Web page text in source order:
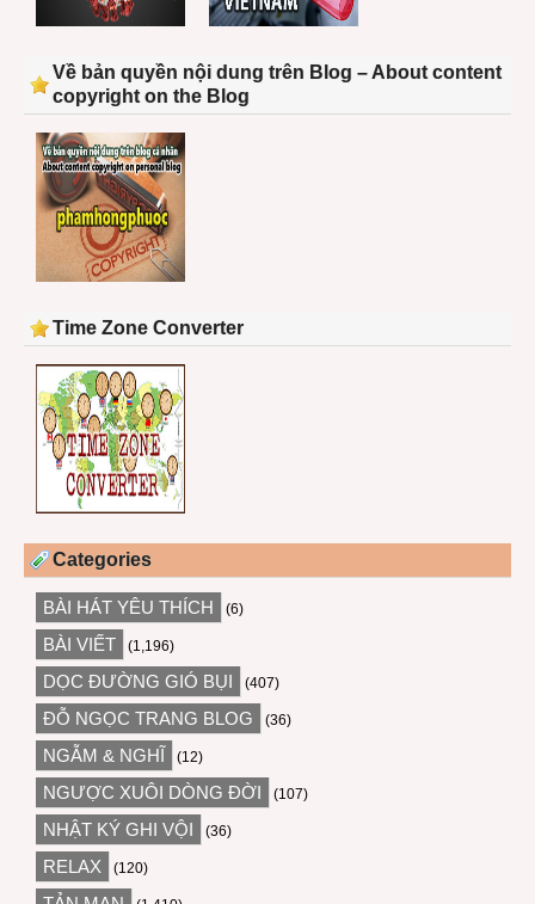
Về bản quyền nội dung trên Blog – About content
copyright on the Blog
Time Zone Converter
Categories
BÀI HÁT YÊU THÍCH (6)
BÀI VIẾT (1,196)
DỌC ĐƯỜNG GIÓ BỤI (407)
ĐỖ NGỌC TRANG BLOG (36)
NGẪM & NGHĨ (12)
NGƯỢC XUÔI DÒNG ĐỜI (107)
NHẬT KÝ GHI VỘI (36)
RELAX (120)